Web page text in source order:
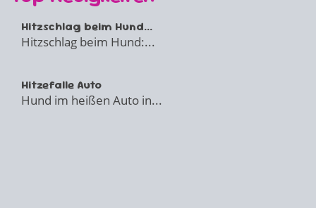
Hitzschlag beim Hund...
Hitzschlag beim Hund:...
Hitzefalle Auto
Hund im heißen Auto in...